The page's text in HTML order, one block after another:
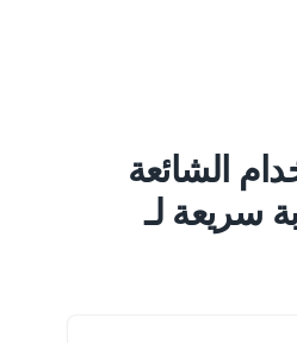
الشائعة
سريعة لـ